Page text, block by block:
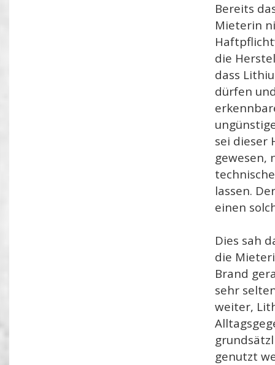
Bereits
Mieterin
die
dass
dürfen
sei dieser
gewesen,
lassen.
einen
Dies sah
die
Brand
sehr
weiter,
genutzt